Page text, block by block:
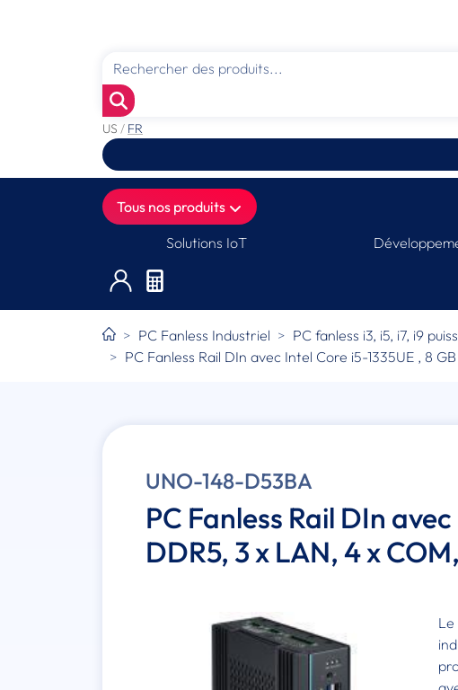
US / FR
Tous nos produits
Solutions IoT
PC Fanless Industriel PC fanless i3, i5, i7, i9
PC Fanless Rail DIn avec Intel Core i5-1335UE , 8
UNO-148-D53BA
PC Fanless Rail DIn
DDR5, 3 x LAN, 4 x
Le